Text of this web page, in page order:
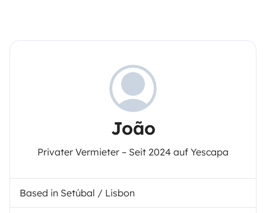
João
Privater Vermieter – Seit 2024 auf Yescapa
Based in Setúbal / Lisbon